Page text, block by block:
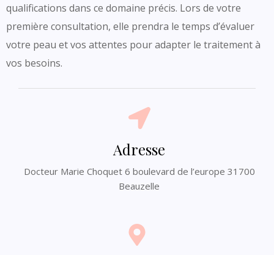
qualifications dans ce domaine précis. Lors de votre
première consultation, elle prendra le temps d’évaluer
votre peau et vos attentes pour adapter le traitement à
vos besoins.
Adresse
Docteur Marie Choquet 6 boulevard de l’europe 31700
Beauzelle